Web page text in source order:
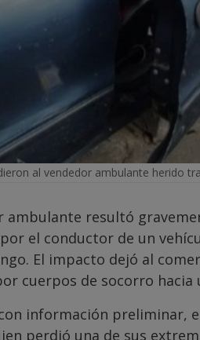
al vendedor ambulante herido
ambulante resultó
el conductor de un
El impacto dejó al
cuerpos de socorro hacia
información preliminar,
perdió una de sus